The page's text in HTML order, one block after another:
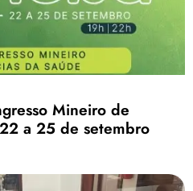
Mineiro de
a 25 de setembro